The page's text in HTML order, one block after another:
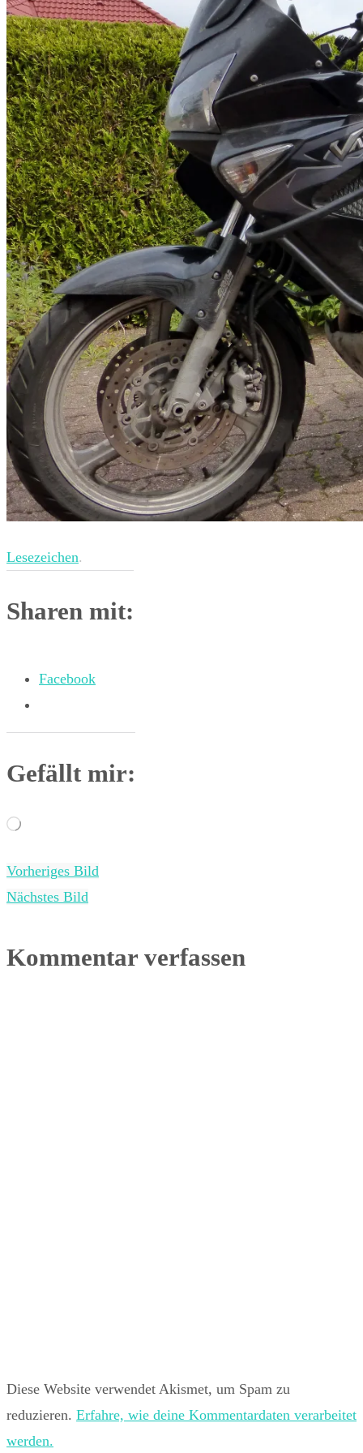
Lesezeichen.
Sharen mit:
Facebook
Gefällt mir:
Wird
Vorheriges Bild
Nächstes Bild
Kommentar verfassen
Diese Website verwendet Akismet, um Spam zu
reduzieren. Erfahre, wie deine Kommentardaten verarbeitet
werden.